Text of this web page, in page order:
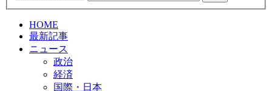
HOME
最新記事
ニュース
政治
経済
国際・日本